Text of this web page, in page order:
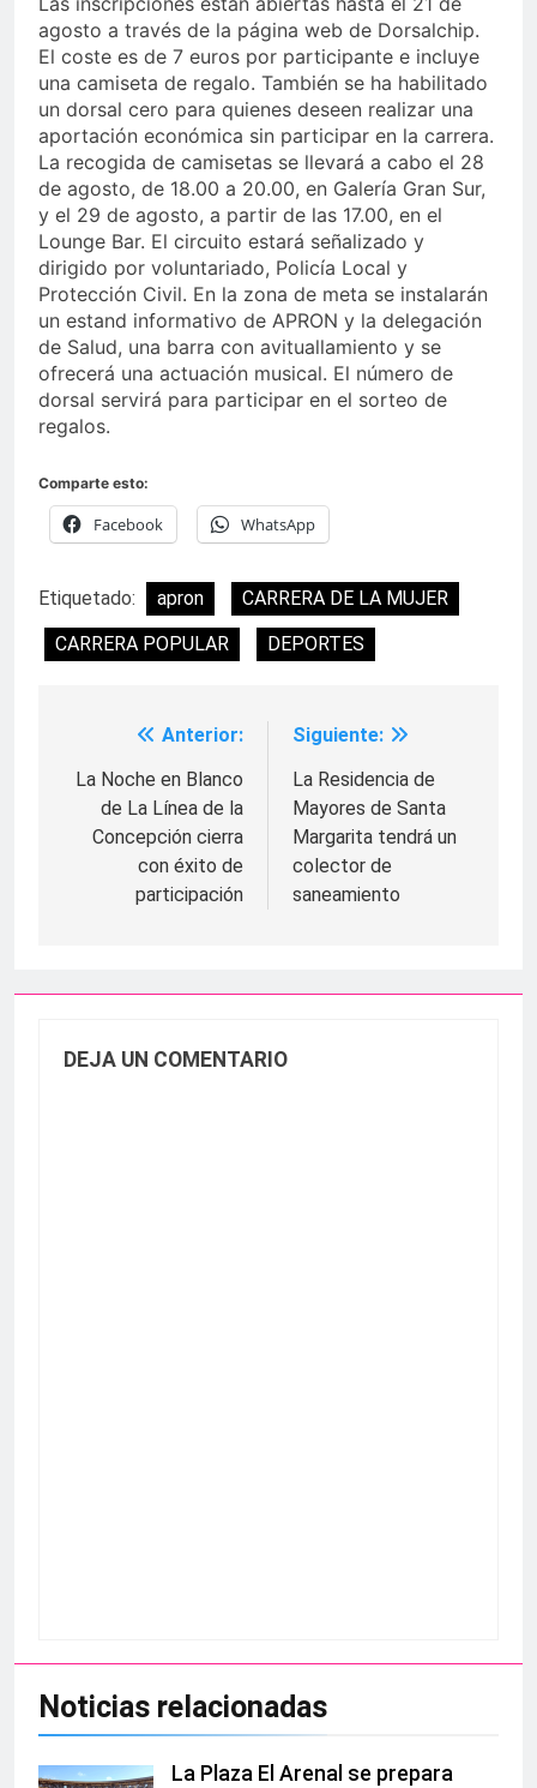
agosto a través de la página web de Dorsalchip.
El coste es de 7 euros por participante e incluye
una camiseta de regalo. También se ha habilitado
un dorsal cero para quienes deseen realizar una
aportación económica sin participar en la carrera.
La recogida de camisetas se llevará a cabo el 28
de agosto, de 18.00 a 20.00, en Galería Gran Sur,
y el 29 de agosto, a partir de las 17.00, en el
Lounge Bar. El circuito estará señalizado y
dirigido por voluntariado, Policía Local y
Protección Civil. En la zona de meta se instalarán
un estand informativo de APRON y la delegación
de Salud, una barra con avituallamiento y se
ofrecerá una actuación musical. El número de
dorsal servirá para participar en el sorteo de
regalos.
Comparte esto:
Facebook WhatsApp
Etiquetado: apron
CARRERA DE LA MUJER
CARRERA POPULAR
DEPORTES
Navegación
de
entradas
Anterior:
La Noche en Blanco
de La Línea de la
Concepción cierra
con éxito de
participación
Siguiente:
La Residencia de
Mayores de Santa
Margarita tendrá un
colector de
saneamiento
DEJA UN COMENTARIO
Noticias relacionadas
La Plaza El Arenal se prepara